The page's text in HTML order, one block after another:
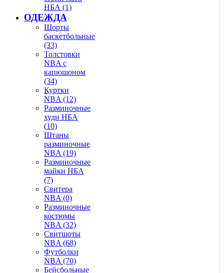
НБА (1)
ОДЕЖДА
Шорты
баскетбольные
(33)
Толстовки
NBA с
капюшоном
(34)
Куртки
NBA (12)
Разминочные
худи НБА
(10)
Штаны
разминочные
NBA (19)
Разминочные
майки НБА
(7)
Свитера
NBA (0)
Разминочные
костюмы
NBA (32)
Свитшоты
NBA (68)
Футболки
NBA (70)
Бейсбольные